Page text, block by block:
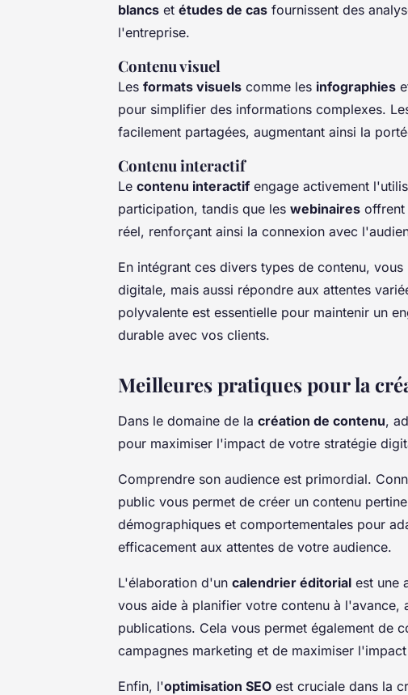
blancs et études de cas fournissent des
l'entreprise.
Contenu visuel
Les formats visuels comme les infographies
pour simplifier des informations complexes.
facilement partagées, augmentant ainsi la
Contenu interactif
Le contenu interactif engage activement
participation, tandis que les webinaires offrent
réel, renforçant ainsi la connexion avec
En intégrant ces divers types de contenu,
digitale, mais aussi répondre aux attentes
polyvalente est essentielle pour maintenir un
durable avec vos clients.
Meilleures pratiques pour la
Dans le domaine de la création de contenu,
pour maximiser l'impact de votre stratégie
Comprendre son audience est primordial.
public vous permet de créer un contenu
démographiques et comportementales pour
efficacement aux attentes de votre audience.
L'élaboration d'un calendrier éditorial est une
vous aide à planifier votre contenu à l'avance,
publications. Cela vous permet également de
campagnes marketing et de maximiser
Enfin, l'optimisation SEO est cruciale dans la